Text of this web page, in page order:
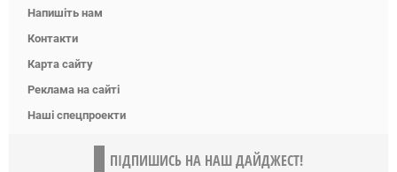
Напишіть нам
Контакти
Карта сайту
Реклама на сайті
Наші спецпроекти
ПІДПИШИСЬ НА НАШ ДАЙДЖЕСТ!